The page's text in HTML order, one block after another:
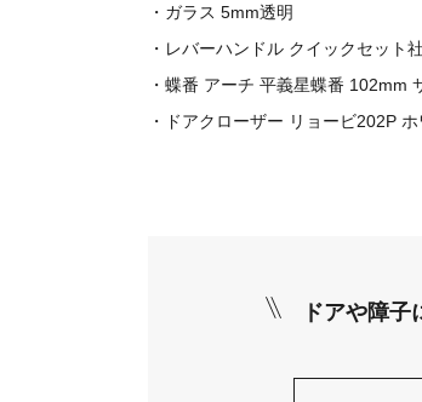
・ガラス 5mm透明
・レバーハンドル クイックセット
・蝶番 アーチ 平義星蝶番 102mm
・ドアクローザー リョービ202P ホ
ドアや障子